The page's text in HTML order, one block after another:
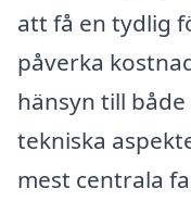
att få en tydlig
påverka
hänsyn till
tekniska
mest centrala